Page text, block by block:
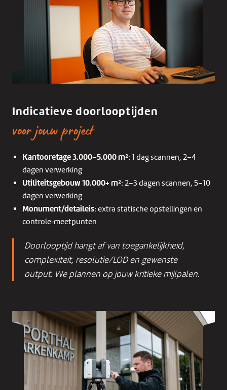
Indicatieve doorlooptijden
voor jouw project
Kantooretage 3.000–5.000 m²: 1 dag scannen, 2–4
dagen verwerking
Utiliteitsgebouw 10.000+ m²: 2–3 dagen scannen, 5–10
dagen verwerking
Monument/detaileis: extra statische opstellingen en
controle‑meetpunten
Doorlooptijd hangt af van toegankelijkheid,
complexiteit, resolutie/LOD en gewenste
output. We plannen op jouw kritieke mijlpalen.